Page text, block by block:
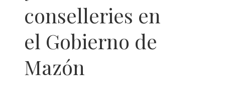
conselleries en
el Gobierno de
Mazón